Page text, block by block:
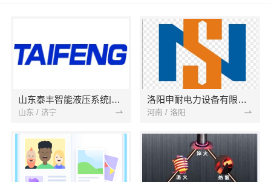
山东泰丰智能液压系统|液压泵站|电机泵组|液压站|液压控制系统
山东 / 济宁
洛阳申耐电力设备有限公司
河南 / 洛阳